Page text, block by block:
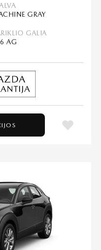
GRAY
GALIA
AG